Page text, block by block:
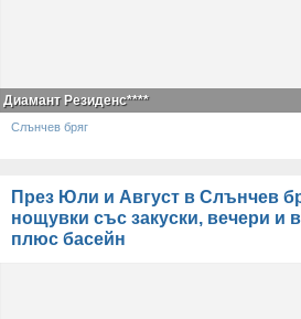
Диамант Резиденс****
Слънчев бряг
През Юли и Август в Слънчев
нощувки със закуски, вечери и
плюс басейн